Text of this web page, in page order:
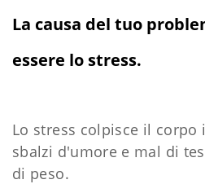
La causa del tuo
essere lo stress.
Lo stress colpisce il corpo
sbalzi d'umore e mal di
di peso.